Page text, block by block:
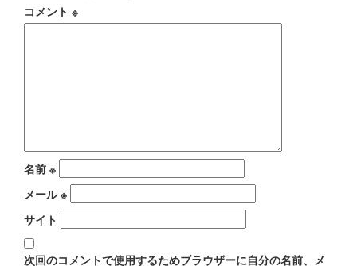
コメント ※
名前 ※
メール※
サイト
次回のコメントで使用するためブラウザーに自分の名前、メ